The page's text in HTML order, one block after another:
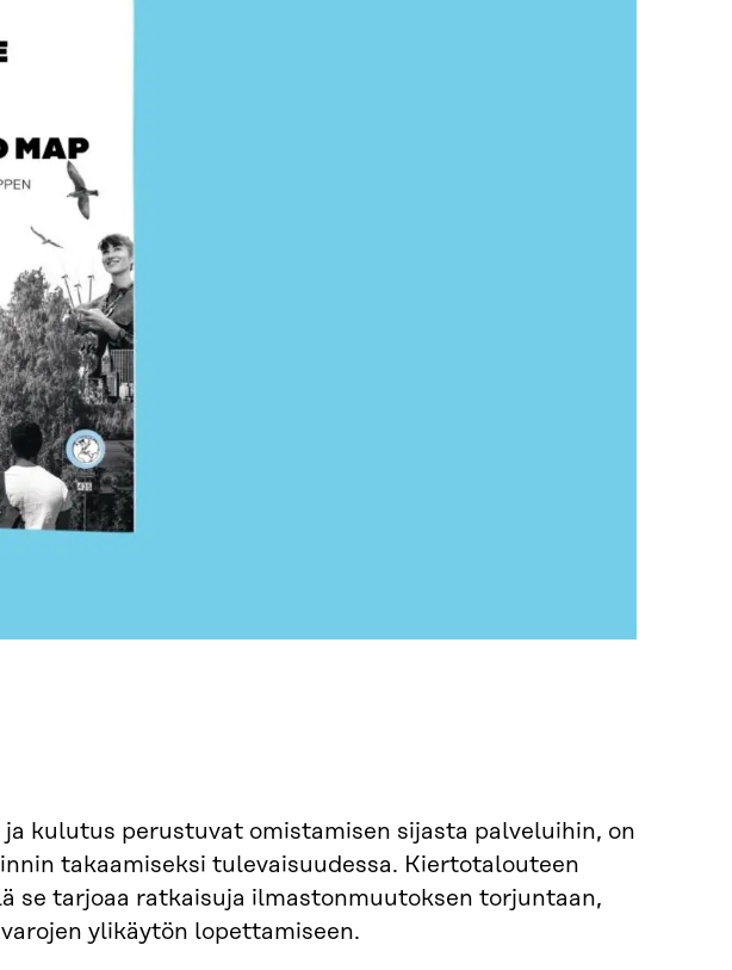
kulutus perustuvat omistamisen sijasta palveluihin, on
takaamiseksi tulevaisuudessa. Kiertotalouteen
se tarjoaa ratkaisuja ilmastonmuutoksen torjuntaan,
ylikäytön lopettamiseen.